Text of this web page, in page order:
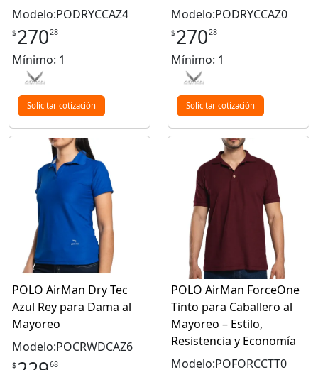
Modelo:PODRYCCAZ4
$270 28
Mínimo: 1
Solicitar cotización
Modelo:PODRYCCAZ0
$270 28
Mínimo: 1
Solicitar cotización
POLO AirMan Dry Tec
Azul Rey para Dama al
Mayoreo
Modelo:POCRWDCAZ6
$ 68
POLO AirMan ForceOne
Tinto para Caballero al
Mayoreo – Estilo,
Resistencia y Economía
Modelo:POFORCCTT0